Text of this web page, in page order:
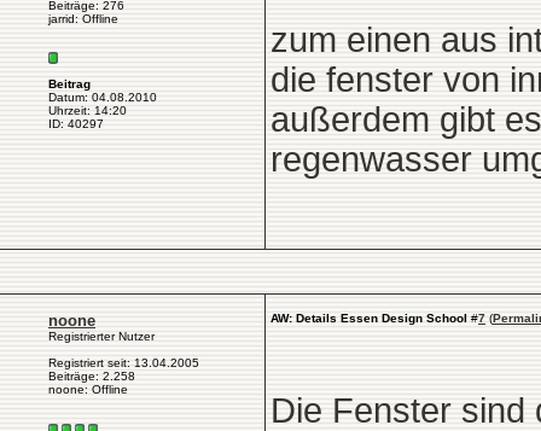
Beiträge: 276
jarrid: Offline
Beitrag
Datum: 04.08.2010
Uhrzeit: 14:20
ID: 40297
zum einen aus
die fenster von
außerdem gibt
regenwasser
noone
Registrierter Nutzer
Registriert seit: 13.04.2005
Beiträge: 2.258
noone: Offline
AW: Details Essen Design School #7 (
Die Fenster sind